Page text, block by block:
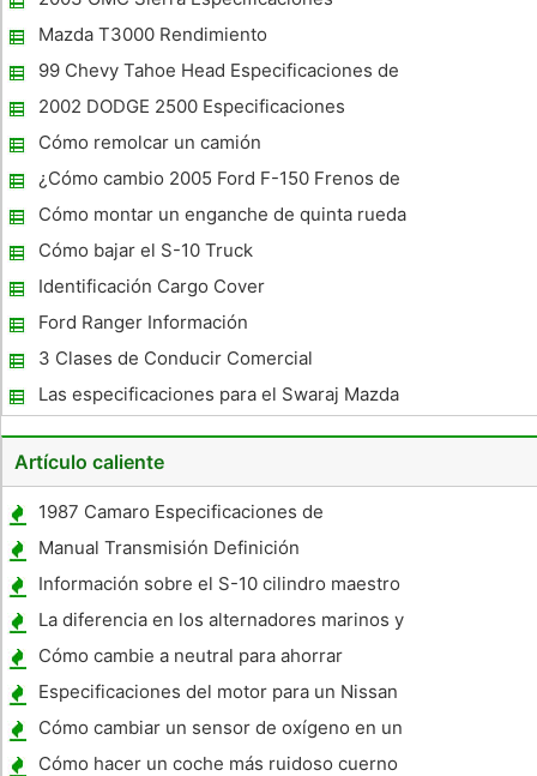
de la Stout. La Stout fue reemplazado en 1969 por el Hi-Lux y
Hi-Lux ha
Mazda T3000 Rendimiento
99 Chevy Tahoe Head Especificaciones de
par de pernos
2002 DODGE 2500 Especificaciones
Cómo remolcar un camión
¿Cómo cambio 2005 Ford F-150 Frenos de
Disco?
Cómo montar un enganche de quinta rueda
a una rótula ganso
Cómo bajar el S-10 Truck
Identificación Cargo Cover
Ford Ranger Información
3 Clases de Conducir Comercial
Las especificaciones para el Swaraj Mazda
T3500
Artículo caliente
1987 Camaro Especificaciones de
Manual Transmisión Definición
Información sobre el S-10 cilindro maestro
del embrague
La diferencia en los alternadores marinos y
Automóviles
Cómo cambie a neutral para ahorrar
gasolina
Especificaciones del motor para un Nissan
Navara UTE
Cómo cambiar un sensor de oxígeno en un
GMC Truck 2004
Cómo hacer un coche más ruidoso cuerno